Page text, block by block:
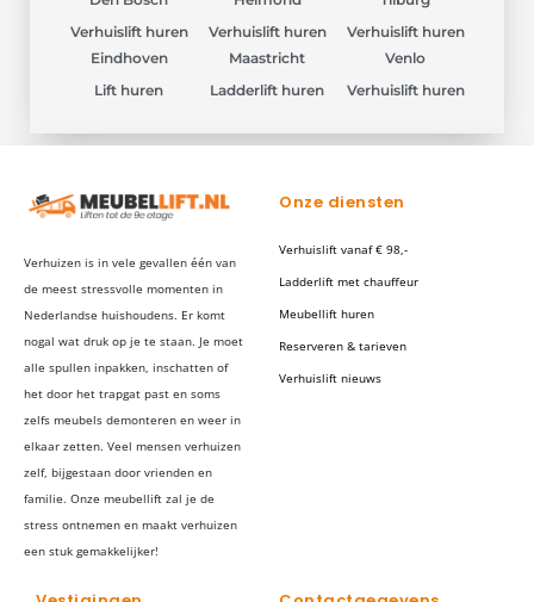
Verhuislift huren
Eindhoven
Lift huren
Verhuislift huren
Maastricht
Ladderlift huren
Verhuislift huren
Venlo
Verhuislift huren
Verhuizen is in vele gevallen één van
de meest stressvolle momenten in
Nederlandse huishoudens. Er komt
nogal wat druk op je te staan. Je moet
alle spullen inpakken, inschatten of
het door het trapgat past en soms
zelfs meubels demonteren en weer in
elkaar zetten. Veel mensen verhuizen
zelf, bijgestaan door vrienden en
familie. Onze meubellift zal je de
stress ontnemen en maakt verhuizen
een stuk gemakkelijker!
Onze diensten
Verhuislift vanaf € 98,-
Ladderlift met chauffeur
Meubellift huren
Reserveren & tarieven
Verhuislift nieuws